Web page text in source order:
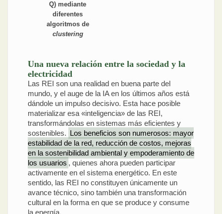
Q) mediante
diferentes
algoritmos de
clustering
Una nueva relación entre la sociedad y la
electricidad
Las REI son una realidad en buena parte del
mundo, y el auge de la IA en los últimos años está
dándole un impulso decisivo. Esta hace posible
materializar esa «inteligencia» de las REI,
transformándolas en sistemas más eficientes y
sostenibles. Los beneficios son numerosos: mayor
estabilidad de la red, reducción de costos, mejoras
en la sostenibilidad ambiental y empoderamiento de
los usuarios , quienes ahora pueden participar
activamente en el sistema energético. En este
sentido, las REI no constituyen únicamente un
avance técnico, sino también una transformación
cultural en la forma en que se produce y consume